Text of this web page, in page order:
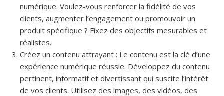
numérique. Voulez-vous renforcer la fidélité de vos
clients, augmenter l’engagement ou promouvoir un
produit spécifique ? Fixez des objectifs mesurables et
réalistes.
Créez un contenu attrayant : Le contenu est la clé d’une
expérience numérique réussie. Développez du contenu
pertinent, informatif et divertissant qui suscite l’intérêt
de vos clients. Utilisez des images, des vidéos, des